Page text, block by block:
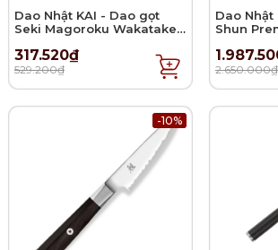
Dao Nhật KAI - Dao gọt
Seki Magoroku Wakatake -
317.520₫
529.200₫
Dao Nhật
Shun
2.650.000₫
-10%